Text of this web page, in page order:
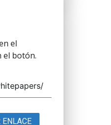
el
el botón.
ENLACE